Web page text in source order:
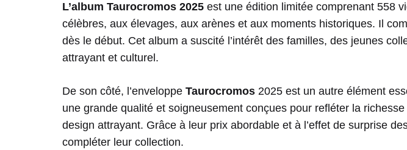
L’album Taurocromos 2025 est une édition limitée comprenant 558
célèbres, aux élevages, aux arènes et aux moments historiques. Il
dès le début. Cet album a suscité l’intérêt des familles, des jeunes
attrayant et culturel.
De son côté, l’enveloppe Taurocromos 2025 est un autre élément
une grande qualité et soigneusement conçues pour refléter la
design attrayant. Grâce à leur prix abordable et à l’effet de surprise
compléter leur collection.